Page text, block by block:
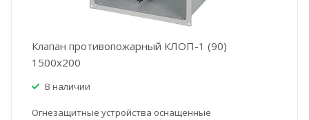
Клапан противопожарный КЛОП-1 (90)
1500x200
В наличии
Огнезащитные устройства оснащенные